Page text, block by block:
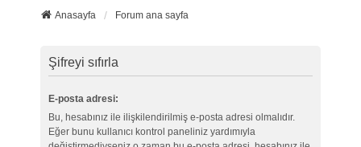
Anasayfa Forum ana sayfa
Şifreyi sıfırla
E-posta adresi:
Bu, hesabınız ile ilişkilendirilmiş e-posta adresi olmalıdır.
Eğer bunu kullanıcı kontrol paneliniz yardımıyla